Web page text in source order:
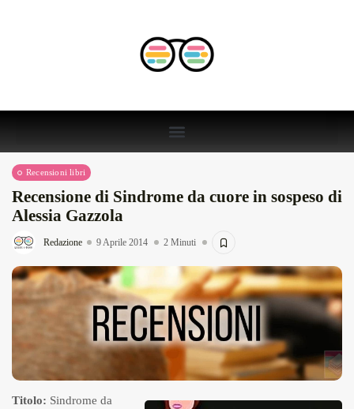
Recensioni libri
Recensione di Sindrome da cuore in sospeso di
Alessia Gazzola
Redazione 9 Aprile 2014 2 Minuti
Titolo: Sindrome da